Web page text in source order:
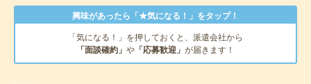
興味があったら「★気になる！」をタップ！
「気になる！」を押しておくと、派遣会社から
「面談確約」 や 「応募歓迎」 が届きます！